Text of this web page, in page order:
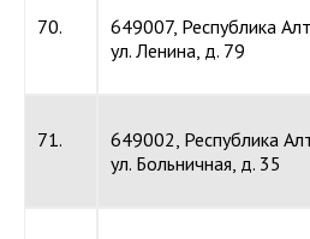
70.
649007, Республика
ул. Ленина, д. 79
71.
649002, Республика
ул. Больничная, д. 35